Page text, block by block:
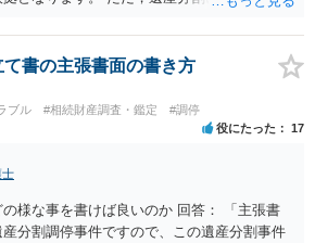
書の主張書面の書き方
ブル #相続財産調査・鑑定 #調停
役にたった 17
士
様な事を書けば良いのか 回答： 「主張書
分割調停事件ですので、この遺産分割事件